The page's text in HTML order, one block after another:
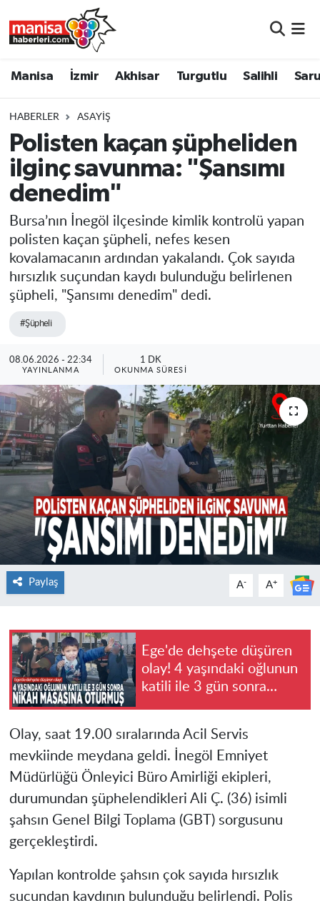
Manisa İzmir Akhisar Turgutlu Salihli
HABERLER ASAYIŞ
Polisten kaçan şüpheliden
ilginç savunma: "Şansımı
denedim"
Bursa’nın İnegöl ilçesinde kimlik kontrolü yapan
polisten kaçan şüpheli, nefes kesen
kovalamacanın ardından yakalandı. Çok sayıda
hırsızlık suçundan kaydı bulunduğu belirlenen
şüpheli, "Şansımı denedim" dedi.
#Şüpheli
08.06.2026 - 22:34
YAYINLANMA
1 DK
OKUNMA SÜRESI
Paylaş A- A+
Ege'de dehşete düşüren
olay! 4 yaşındaki oğlunun
katili ile 3 gün sonra
Olay, saat 19.00 sıralarında Acil Servis
mevkiinde meydana geldi. İnegöl Emniyet
Müdürlüğü Önleyici Büro Amirliği ekipleri,
durumundan şüphelendikleri Ali Ç. (36) isimli
şahsın Genel Bilgi Toplama (GBT) sorgusunu
gerçekleştirdi.
Yapılan kontrolde şahsın çok sayıda hırsızlık
suçundan kaydının bulunduğu belirlendi. Polis
Turgutlu
Salihli
Saruhanlı
Soma
Manisa Nöbetçi Eczaneler
Manisa Trafik Yoğunluk Haritası
Süper Lig Puan Durumu ve Fikstür
Tüm Manşetler
Son Dakika Haberleri